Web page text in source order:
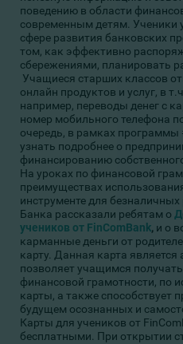
поведению в области
современным детям. Ученики
сфере развития банковских
том, как эффективно
сбережениями, планировать
Учащиеся старших классов
онлайн продуктов и услуг, в
например, переводы денег с
номер мобильного телефона
очередь, в рамках программы
узнать подробнее о
финансированию
На уроках по финансовой
преимуществах
инструменте для
Банка рассказали ребятам о
учеников от FinComBank, и о
карманные деньги от
карту. Данная карта
позволяет учащимся
финансовой грамотности, по
карты, а также способствует
будущем осознанных и
Карты для учеников от
бесплатными. При открытии